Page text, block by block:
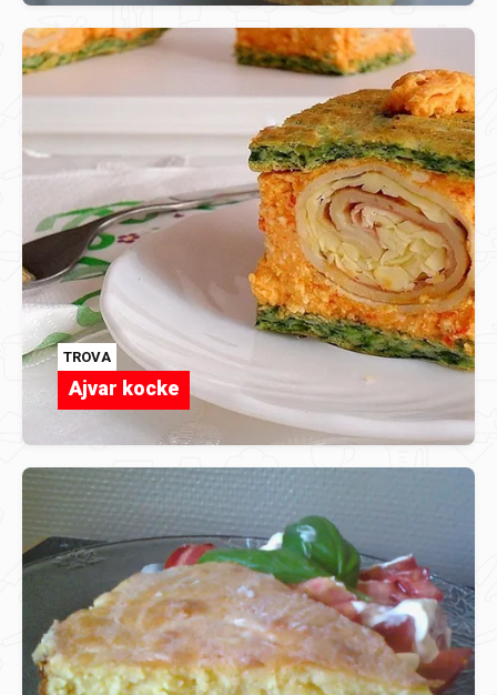
TROVA
Ajvar kocke